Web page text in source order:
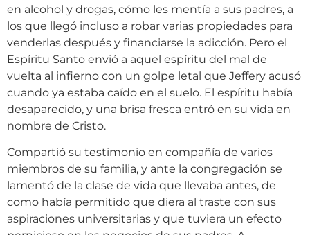
en alcohol y drogas, cómo les mentía a sus padres, a
los que llegó incluso a robar varias propiedades para
venderlas después y financiarse la adicción. Pero el
Espíritu Santo envió a aquel espíritu del mal de
vuelta al infierno con un golpe letal que Jeffery acusó
cuando ya estaba caído en el suelo. El espíritu había
desaparecido, y una brisa fresca entró en su vida en
nombre de Cristo.
Compartió su testimonio en compañía de varios
miembros de su familia, y ante la congregación se
lamentó de la clase de vida que llevaba antes, de
como había permitido que diera al traste con sus
aspiraciones universitarias y que tuviera un efecto